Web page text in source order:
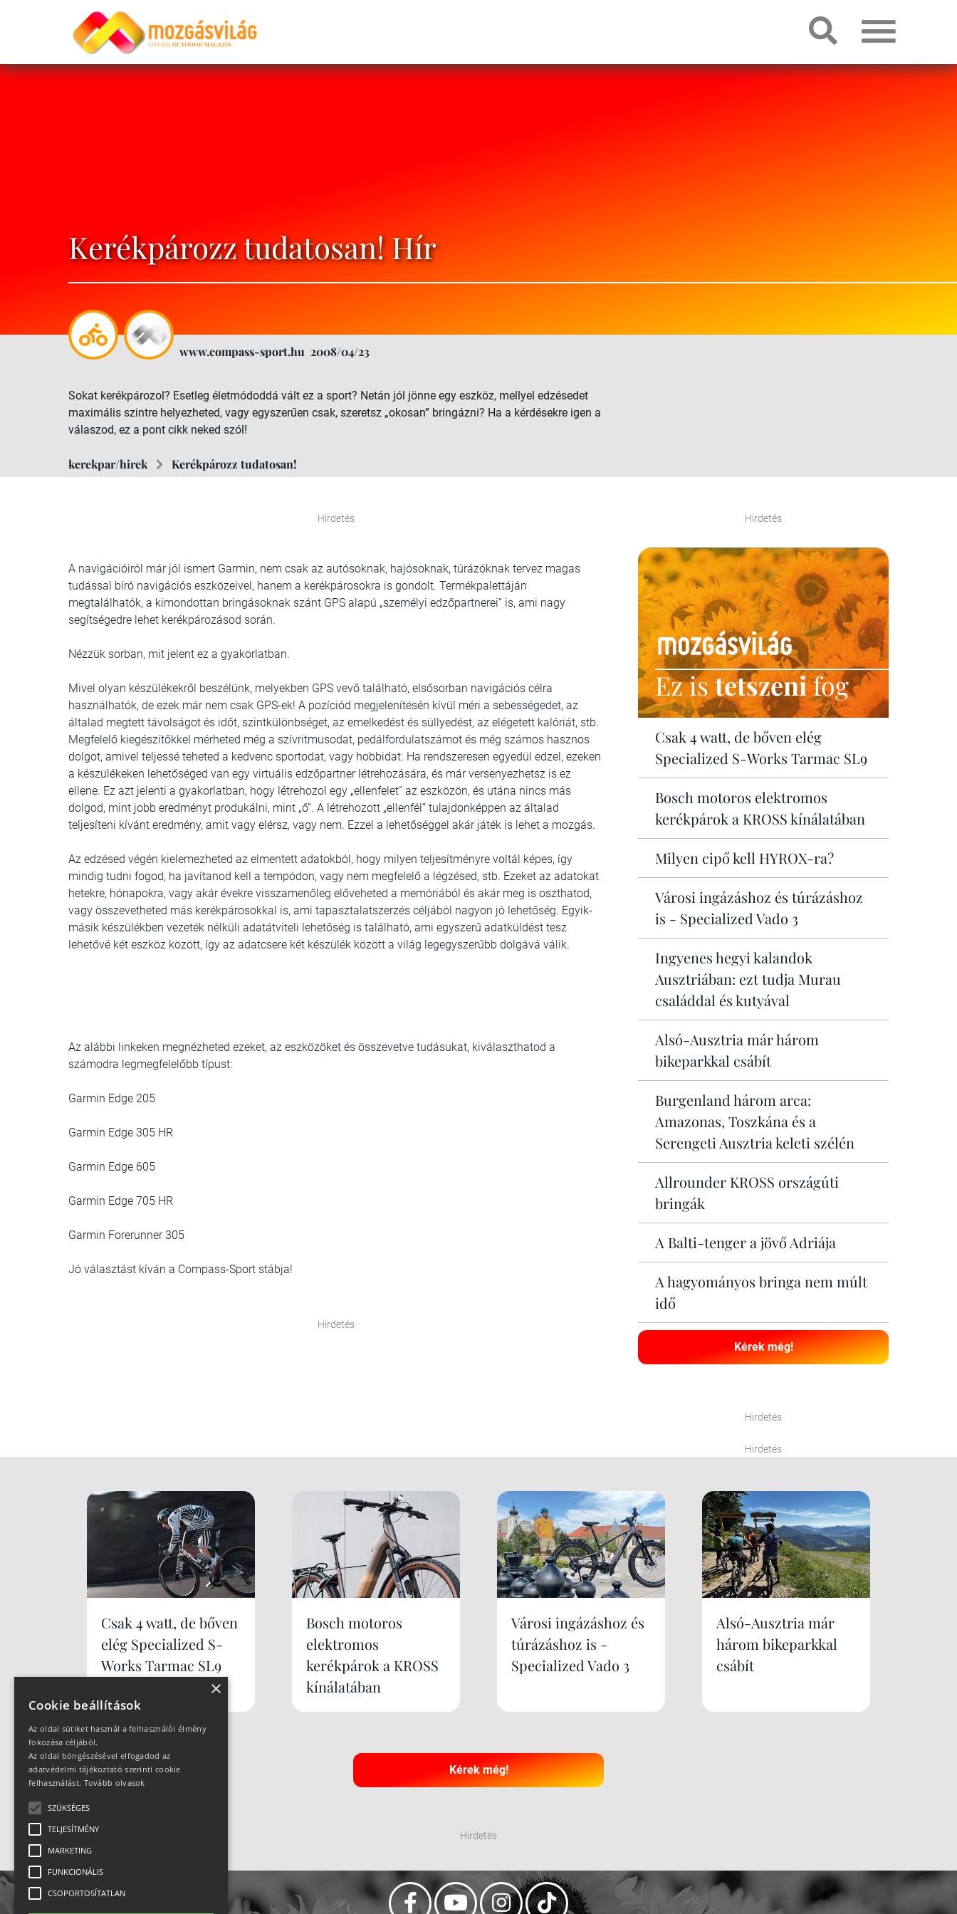
Kerékpározz tudatosan! Hír
www.compass-sport.hu 2008/04/23
Sokat kerékpározol? Esetleg életmódoddá vált ez a sport? Netán jól jönne egy eszköz, mellyel edzésedet
maximális szintre helyezheted, vagy egyszerűen csak, szeretsz „okosan” bringázni? Ha a kérdésekre igen a
válaszod, ez a pont cikk neked szól!
kerekpar/hirek Kerékpározz tudatosan!
Hirdetés
A navigációiról már jól ismert Garmin, nem csak az autósoknak, hajósoknak, túrázóknak tervez magas
tudással bíró navigációs eszközeivel, hanem a kerékpárosokra is gondolt. Termékpalettáján
megtalálhatók, a kimondottan bringásoknak szánt GPS alapú „személyi edzőpartnerei” is, ami nagy
segítségedre lehet kerékpározásod során.
Nézzük sorban, mit jelent ez a gyakorlatban.
Mivel olyan készülékekről beszélünk, melyekben GPS vevő található, elsősorban navigációs célra
használhatók, de ezek már nem csak GPS-ek! A pozíciód megjelenítésén kívül méri a sebességedet, az
általad megtett távolságot és időt, szintkülönbséget, az emelkedést és süllyedést, az elégetett kalóriát, stb.
Megfelelő kiegészítőkkel mérheted még a szívritmusodat, pedálfordulatszámot és még számos hasznos
dolgot, amivel teljessé teheted a kedvenc sportodat, vagy hobbidat. Ha rendszeresen egyedül edzel, ezeken
a készülékeken lehetőséged van egy virtuális edzőpartner létrehozására, és már versenyezhetsz is ez
ellene. Ez azt jelenti a gyakorlatban, hogy létrehozol egy „ellenfelet” az eszközön, és utána nincs más
dolgod, mint jobb eredményt produkálni, mint „ő”. A létrehozott „ellenfél” tulajdonképpen az általad
teljesíteni kívánt eredmény, amit vagy elérsz, vagy nem. Ezzel a lehetőséggel akár játék is lehet a mozgás.
Az edzésed végén kielemezheted az elmentett adatokból, hogy milyen teljesítményre voltál képes, így
mindig tudni fogod, ha javítanod kell a tempódon, vagy nem megfelelő a légzésed, stb. Ezeket az adatokat
hetekre, hónapokra, vagy akár évekre visszamenőleg előveheted a memóriából és akár meg is oszthatod,
vagy összevetheted más kerékpárosokkal is, ami tapasztalatszerzés céljából nagyon jó lehetőség. Egyik-
másik készülékben vezeték nélküli adatátviteli lehetőség is található, ami egyszerű adatküldést tesz
lehetővé két eszköz között, így az adatcsere két készülék között a világ legegyszerűbb dolgává válik.
Az alábbi linkeken megnézheted ezeket, az eszközöket és összevetve tudásukat, kiválaszthatod a
számodra legmegfelelőbb típust:
Garmin Edge 205
Garmin Edge 305 HR
Garmin Edge 605
Garmin Edge 705 HR
Garmin Forerunner 305
Jó választást kíván a Compass-Sport stábja!
Hirdetés
Hirdetés
Ez istetszenifog
Csak 4 watt, de bőven elég
Specialized S-Works Tarmac SL9
Bosch motoros elektromos
kerékpárok a KROSS kínálatában
Milyen cipő kell HYROX-ra?
Városi ingázáshoz és túrázáshoz
is - Specialized Vado 3
Ingyenes hegyi kalandok
Ausztriában: ezt tudja Murau
családdal és kutyával
Alsó-Ausztria már három
bikeparkkal csábít
Burgenland három arca:
Amazonas, Toszkána és a
Serengeti Ausztria keleti szélén
Allrounder KROSS országúti
bringák
A Balti-tenger a jövő Adriája
A hagyományos bringa nem múlt
idő
Kérek még!
Hirdetés
Hirdetés
Csak 4 watt, de bőven
elég Specialized S-
Works Tarmac SL9
Bosch motoros
elektromos
kerékpárok a KROSS
kínálatában
Városi ingázáshoz és
túrázáshoz is -
Specialized Vado 3
Alsó-Ausztria már
három bikeparkkal
csábít
Kérek még!
Hirdetés
×
Cookie beállítások
Az oldal sütiket használ a felhasználói élmény
fokozása céljából.
Az oldal böngészésével elfogadod az
adatvédelmi tájékoztató szerinti cookie
felhasználást. Tovább olvasok
SZÜKSÉGES
TELJESÍTMÉNY
MARKETING
FUNKCIONÁLIS
CSOPORTOSÍTATLAN